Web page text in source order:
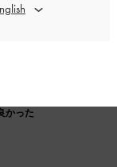
かった